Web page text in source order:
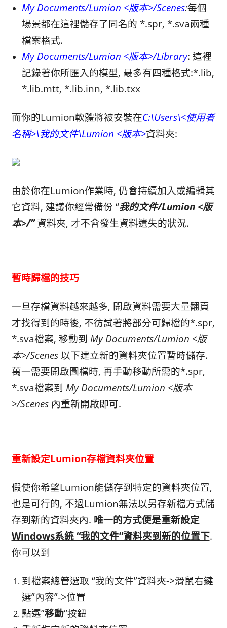
My Documents/Lumion <版本>/Scenes:每個
場景都在這裡儲存了同名的 *.spr, *.sva兩種
檔案格式.
My Documents/Lumion <版本>/Library: 這裡
記錄著你所匯入的模型, 最多有四種格式:*.lib,
*.lib.mtt, *.lib.inn, *.lib.txx
而你的Lumion軟體將被安裝在C:\Users\<使用者
名稱>\我的文件\Lumion <版本>資料夾:
由於你在Lumion作業時, 仍會持續加入或編輯其
它資料, 建議你經常備份 “我的文件/Lumion <版
本>/” 資料夾, 才不會發生資料遺失的狀況.
暫時歸檔的技巧
一旦存檔資料越來越多, 開啟資料需要大量翻頁
才找得到的時後, 不彷試著將部分可歸檔的*.spr,
*.sva檔案, 移動到 My Documents/Lumion <版
本>/Scenes 以下建立新的資料夾位置暫時儲存.
萬一需要開啟圖檔時, 再手動移動所需的*.spr,
*.sva檔案到 My Documents/Lumion <版本
>/Scenes 內重新開啟即可.
重新設定Lumion存檔資料夾位置
假使你希望Lumion能儲存到特定的資料夾位置,
也是可行的, 不過Lumion無法以另存新檔方式儲
存到新的資料夾內. 唯一的方式便是重新設定
Windows系統 “我的文件”資料夾到新的位置下.
你可以到
到檔案總管選取 “我的文件”資料夾->滑鼠右鍵
選”內容”->位置
點選”移動“按鈕